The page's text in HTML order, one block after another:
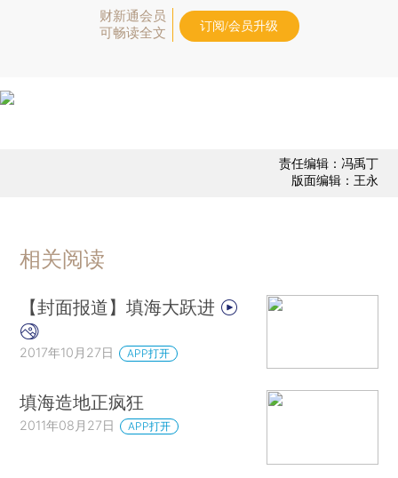
财新通会员
可畅读全文
订阅/会员升级
责任编辑：冯禹丁
版面编辑：王永
相关阅读
【封面报道】填海大跃进
2017年10月27日 APP打开
填海造地正疯狂
2011年08月27日 APP打开